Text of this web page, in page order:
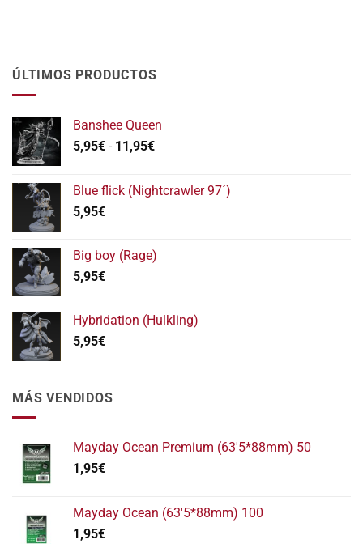
ÚLTIMOS PRODUCTOS
Banshee Queen
5,95€ - 11,95€Rango
desde
11,95€
Blue flick (Nightcrawler 97´)
5,95€
Big boy (Rage)
5,95€
Hybridation (Hulkling)
5,95€
MÁS VENDIDOS
Mayday Ocean Premium (63'5*88mm) 50
1,95€
Mayday Ocean (63'5*88mm) 100
1,95€